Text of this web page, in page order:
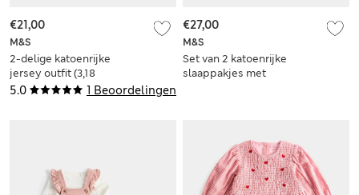
5.0 1 Beoordelingen
M&S
2-delige katoenrijke
jersey outfit (3,18
kg-12 maanden)
€21,00
M&S
Set van 2 katoenrijke
slaappakjes met
€27,00